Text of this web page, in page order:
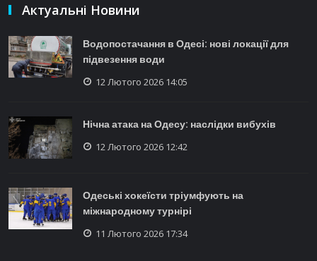
Актуальні Новини
Водопостачання в Одесі: нові локації для
підвезення води
12 Лютого 2026 14:05
Нічна атака на Одесу: наслідки вибухів
12 Лютого 2026 12:42
Одеські хокеїсти тріумфують на
міжнародному турнірі
11 Лютого 2026 17:34